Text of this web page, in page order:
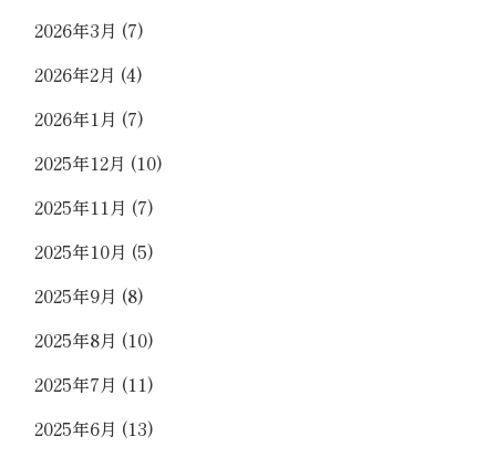
2026年3月 (7)
2026年2月 (4)
2026年1月 (7)
2025年12月 (10)
2025年11月 (7)
2025年10月 (5)
2025年9月 (8)
2025年8月 (10)
2025年7月 (11)
2025年6月 (13)